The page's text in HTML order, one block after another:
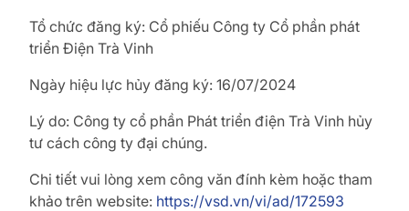
Tổ chức đăng ký: Cổ phiếu Công ty Cổ phần phát
triển Điện Trà Vinh
Ngày hiệu lực hủy đăng ký: 16/07/2024
Lý do: Công ty cổ phần Phát triển điện Trà Vinh hủy
tư cách công ty đại chúng.
Chi tiết vui lòng xem công văn đính kèm hoặc tham
khảo trên website: https://vsd.vn/vi/ad/172593